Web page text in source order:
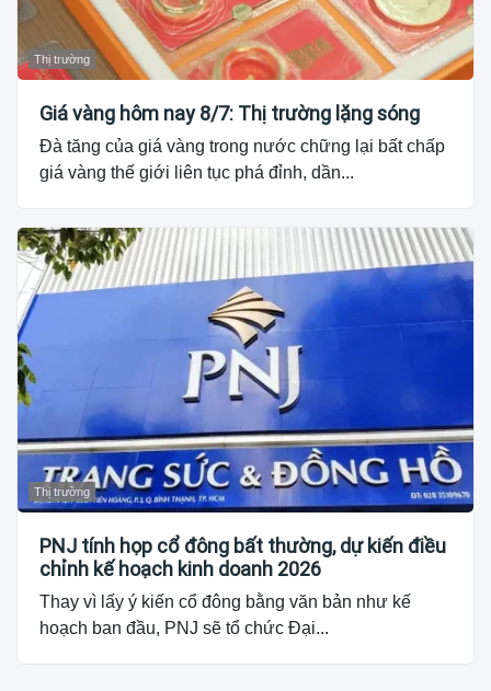
Thị trường
Giá vàng hôm nay 8/7: Thị trường lặng sóng
Đà tăng của giá vàng trong nước chững lại bất chấp
giá vàng thế giới liên tục phá đỉnh, dần...
Thị trường
PNJ tính họp cổ đông bất thường, dự kiến điều
chỉnh kế hoạch kinh doanh 2026
Thay vì lấy ý kiến cổ đông bằng văn bản như kế
hoạch ban đầu, PNJ sẽ tổ chức Đại...